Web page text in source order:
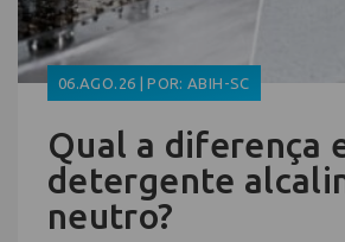
06.AGO.26 | POR: ABIH-SC
Qual a diferença
detergente
neutro?